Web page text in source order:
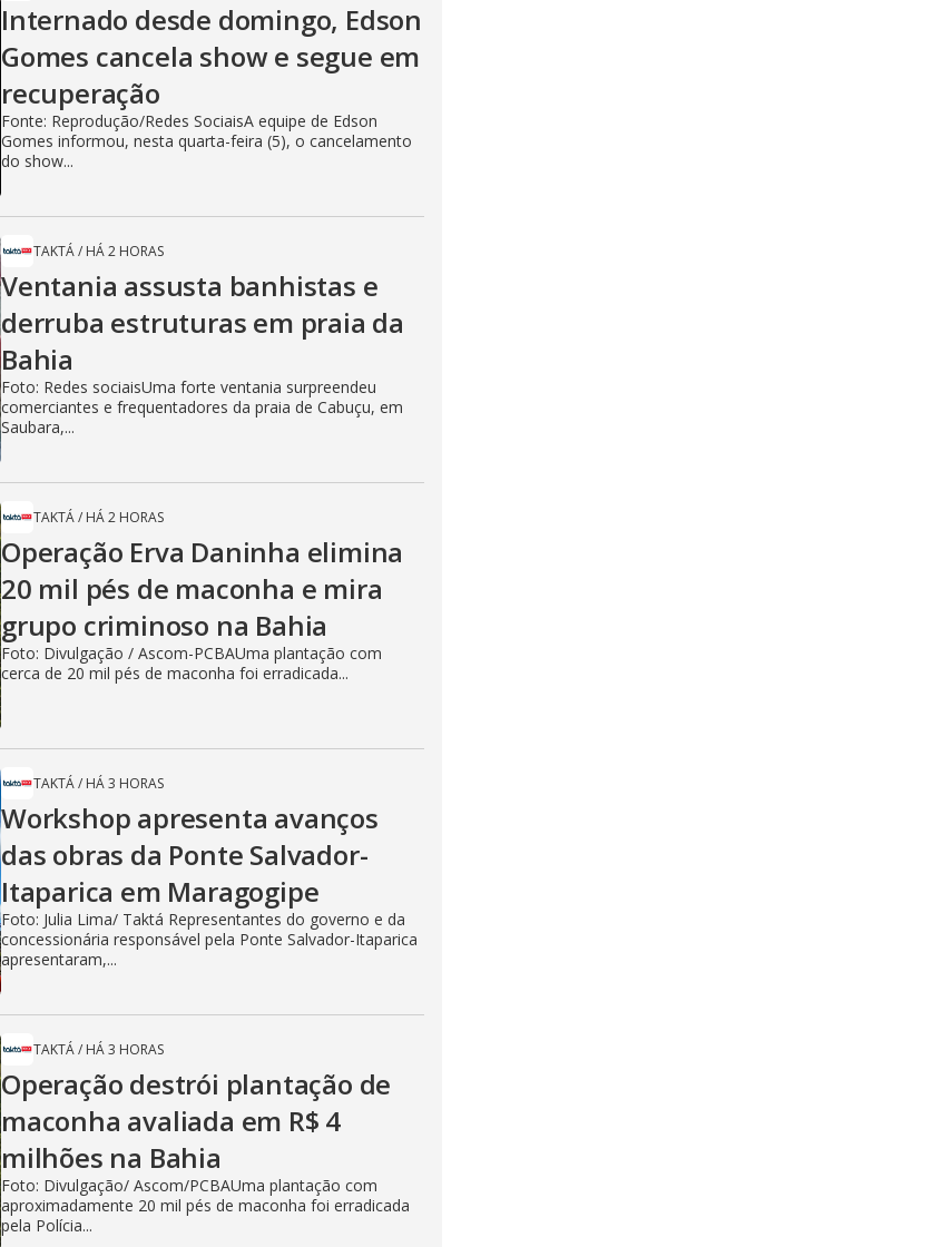
Internado desde domingo, Edson
Gomes cancela show e segue em
recuperação
Fonte: Reprodução/Redes SociaisA equipe de Edson
Gomes informou, nesta quarta-feira (5), o cancelamento
do show...
TAKTÁ/ HÁ 2 HORAS
Ventania assusta banhistas e
derruba estruturas em praia da
Bahia
Foto: Redes sociaisUma forte ventania surpreendeu
comerciantes e frequentadores da praia de Cabuçu, em
Saubara,...
TAKTÁ/ HÁ 2 HORAS
Operação Erva Daninha elimina
20 mil pés de maconha e mira
grupo criminoso na Bahia
Foto: Divulgação / Ascom-PCBAUma plantação com
cerca de 20 mil pés de maconha foi erradicada...
TAKTÁ/ HÁ 3 HORAS
Workshop apresenta avanços
das obras da Ponte Salvador-
Itaparica em Maragogipe
Foto: Julia Lima/ Taktá Representantes do governo e da
concessionária responsável pela Ponte Salvador-Itaparica
apresentaram,...
TAKTÁ/ HÁ 3 HORAS
Operação destrói plantação de
maconha avaliada em R$ 4
milhões na Bahia
Foto: Divulgação/ Ascom/PCBAUma plantação com
aproximadamente 20 mil pés de maconha foi erradicada
pela Polícia...